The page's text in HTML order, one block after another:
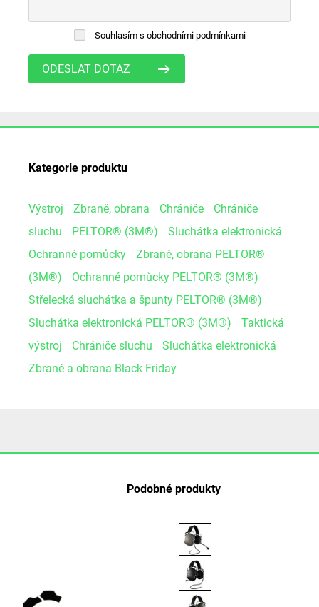
Souhlasím s obchodními podmínkami
ODESLAT DOTAZ
Kategorie produktu
Výstroj Zbraně, obrana Chrániče
Chrániče
sluchu
PELTOR® (3M®)
Sluchátka elektronická
Ochranné pomůcky
Zbraně, obrana PELTOR®
(3M®)
Ochranné pomůcky PELTOR® (3M®)
Střelecká sluchátka a špunty PELTOR® (3M®)
Sluchátka elektronická PELTOR® (3M®)
Taktická
výstroj
Chrániče sluchu
Sluchátka elektronická
Zbraně a obrana Black Friday
Podobné produkty